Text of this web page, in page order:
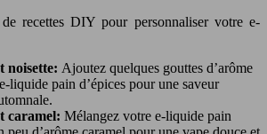
recettes DIY pour personnaliser votre e-
noisette: Ajoutez quelques gouttes d’arôme
liquide pain d’épices pour une saveur
caramel: Mélangez votre e-liquide pain